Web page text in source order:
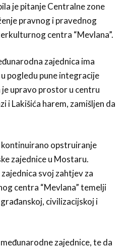
je pitanje Centralne zone
pravnog i pravednog
centra “Mevlana”.
zajednica ima
pogledu pune integracije
upravo prostor u centru
i Lakišića harem, zamišljen da
kontinuirano opstruiranje
zajednice u Mostaru.
svoj zahtjev za
centra “Mevlana” temelji
civilizacijskoj i
zajednice, te da